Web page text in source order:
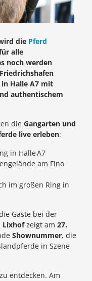
die Pferd
alle
noch werden
Halle A7 mit
authentischem
die Gangarten und
live erleben:
in Halle A7
am Fino
im großen Ring in
Gäste bei der
Lixhofzeigt am 27.
Shownummer, die
in Szene
entdecken. Am